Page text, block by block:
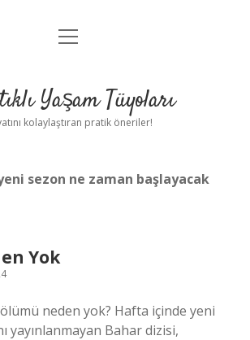
Anasayfa
Yasal Uyarı
menüyü
Yaşam Tüyoları
kolaylaştıran pratik öneriler!
sezon ne zaman başlayacak
Yok
neden yok? Hafta içinde yeni
yayınlanmayan Bahar dizisi,